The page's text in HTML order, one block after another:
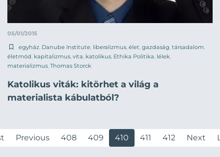
05/01/2015
egyház, Danube Institute, liberalizmus, élet, gazdaság, társadalom,
életmód, kapitalizmus, vita, katolikus, Ethika Politika, lélek,
materializmus, Thomas Storck
Katolikus viták: kitörhet a világ a
materialista kábulatból?
Previous 408 409 410 411 412 Next